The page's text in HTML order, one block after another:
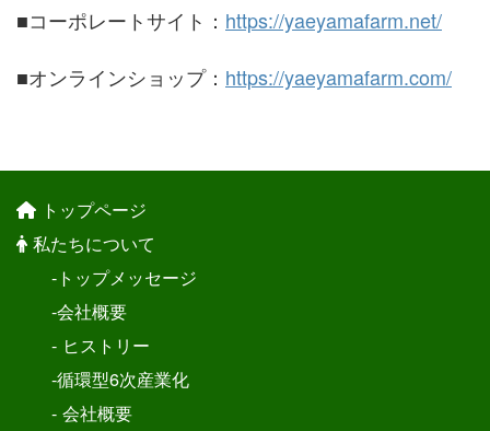
■コーポレートサイト： https://yaeyamafarm.net/
■オンラインショップ： https://yaeyamafarm.com/
トップページ
私たちについて
-トップメッセージ
-会社概要
- ヒストリー
-循環型6次産業化
- 会社概要